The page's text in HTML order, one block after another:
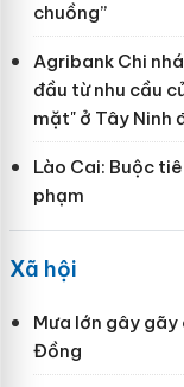
chuồng”
Agribank Chi
đầu từ nhu cầu
mặt" ở Tây Ninh
Lào Cai: Buộc
phạm
Xã hội
Mưa lớn gây
Đồng